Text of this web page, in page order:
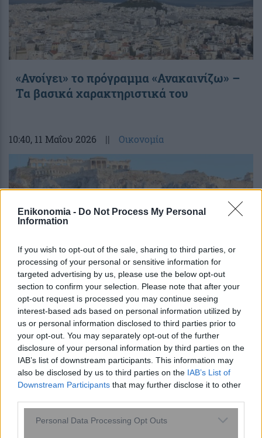
Enikonomia - Do Not Process My Personal
Information
If you wish to opt-out of the sale, sharing to third parties, or
processing of your personal or sensitive information for
targeted advertising by us, please use the below opt-out
section to confirm your selection. Please note that after your
opt-out request is processed you may continue seeing
interest-based ads based on personal information utilized by
us or personal information disclosed to third parties prior to
your opt-out. You may separately opt-out of the further
disclosure of your personal information by third parties on the
IAB’s list of downstream participants. This information may
also be disclosed by us to third parties on the IAB’s List of
Downstream Participants that may further disclose it to other
Please note that this website/app uses one or more Google
Personal Data Processing Opt Outs
«Ανοίγει» το πρόγραμμα «Ανακαινίζω» –
Τα βασικά χαρακτηριστικά του
10:40, 11 Μαΐου 2026 || Οικονομία
«Ανακαινίζω»: Έρχεται νέο πρόγραμμα
για 20.000 κλειστά σπίτια – Τι δείχνουν
τα στοιχεία για ενοίκια και οικοδομικά
υλικά